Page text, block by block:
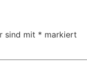
sind mit * markiert